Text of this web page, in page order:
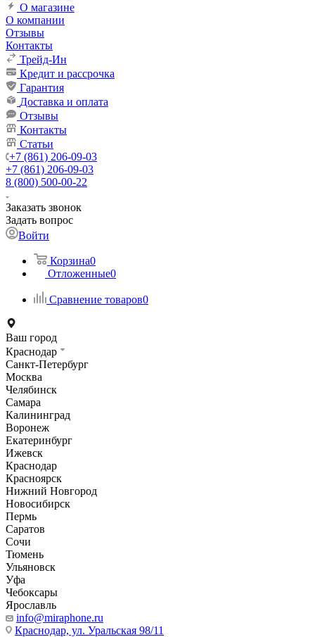
О магазине
О компании
Отзывы
Контакты
Трейд-Ин
Кредит и рассрочка
Гарантия
Доставка и оплата
Отзывы
Контакты
Статьи
+7 (861) 206-09-03
+7 (861) 206-09-03
8 (800) 500-00-22
Заказать звонок
Задать вопрос
Войти
Корзина0
Отложенные0
Сравнение товаров0
Ваш город
Краснодар
Санкт-Петербург
Москва
Челябинск
Самара
Калининград
Воронеж
Екатеринбург
Ижевск
Краснодар
Красноярск
Нижний Новгород
Новосибирск
Пермь
Саратов
Сочи
Тюмень
Ульяновск
Уфа
Чебоксары
Ярославль
info@miraphone.ru
Краснодар, ул. Уральская 98/11